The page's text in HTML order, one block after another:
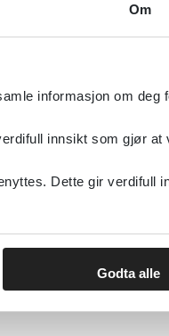
Om
informasjon om deg
innsikt som gjør at
Dette gir verdifull
Godta alle
Tilbakeføring til